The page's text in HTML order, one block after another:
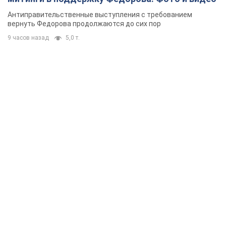
Антиправительственные выступления с требованием
вернуть Федорова продолжаются до сих пор
9 часов назад 5,0 т.